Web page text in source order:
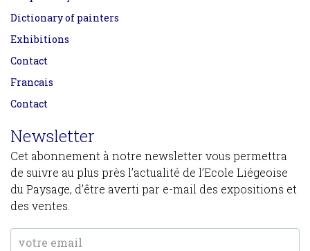
Dictionary of painters
Exhibitions
Contact
Francais
Contact
Newsletter
Cet abonnement à notre newsletter vous permettra
de suivre au plus près l’actualité de l’Ecole Liégeoise
du Paysage, d’être averti par e-mail des expositions et
des ventes.